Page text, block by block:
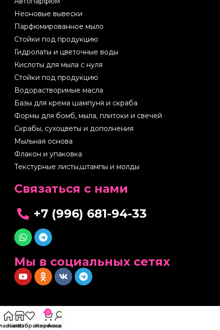
Неоновые вывески
Парфюмированное мыло
Стойки под продукцию
Гидролаты и цветочные воды
Кислоты для мыла с нуля
Стойки под продукцию
Водорастворимые масла
Базы для крема шампуня и скраба
Формы для бомб, мыла, плитоки и свечей
Скрабы, сухоцветы и дополнения
Мыльная основа
Флакон и упаковка
Текстурные листы,штампы и молды
Cвязаться с нами
+7 (996) 681-94-33
Мы в социальных сетях
Каталог
Избранное
0
Корзина
Аккаунт